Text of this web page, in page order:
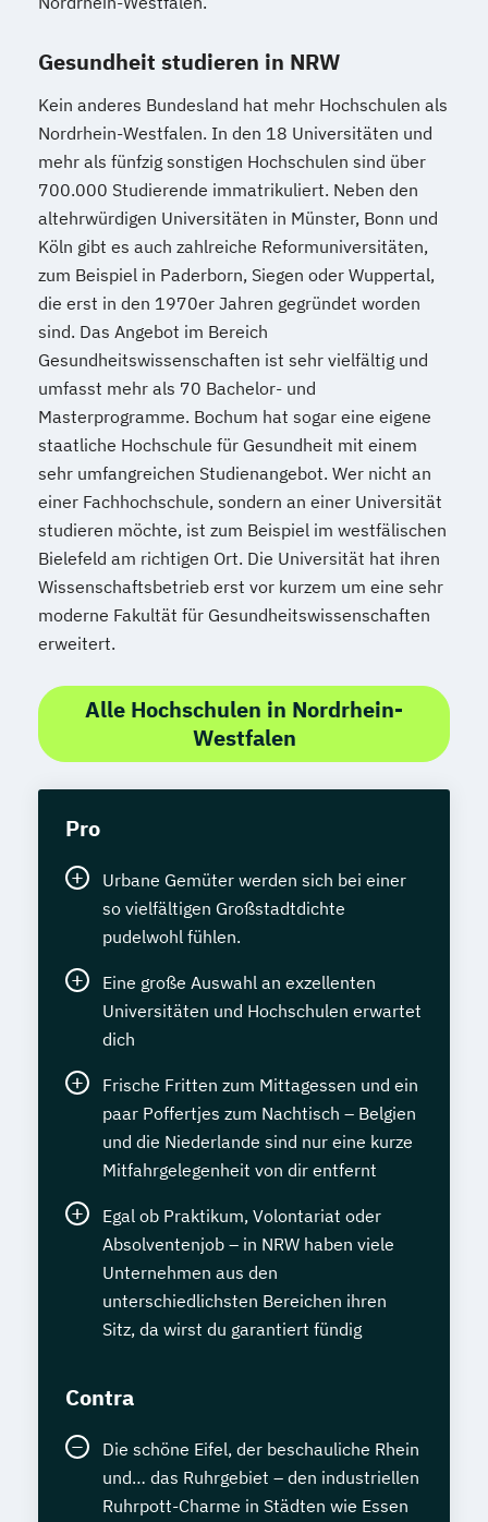
Gesundheit studieren in NRW
Kein anderes Bundesland hat mehr Hochschulen als
Nordrhein-Westfalen. In den 18 Universitäten und
mehr als fünfzig sonstigen Hochschulen sind über
700.000 Studierende immatrikuliert. Neben den
altehrwürdigen Universitäten in Münster, Bonn und
Köln gibt es auch zahlreiche Reformuniversitäten,
zum Beispiel in Paderborn, Siegen oder Wuppertal,
die erst in den 1970er Jahren gegründet worden
sind. Das Angebot im Bereich
Gesundheitswissenschaften ist sehr vielfältig und
umfasst mehr als 70 Bachelor- und
Masterprogramme. Bochum hat sogar eine eigene
staatliche Hochschule für Gesundheit mit einem
sehr umfangreichen Studienangebot. Wer nicht an
einer Fachhochschule, sondern an einer Universität
studieren möchte, ist zum Beispiel im westfälischen
Bielefeld am richtigen Ort. Die Universität hat ihren
Wissenschaftsbetrieb erst vor kurzem um eine sehr
moderne Fakultät für Gesundheitswissenschaften
erweitert.
Alle Hochschulen in Nordrhein-
Westfalen
Pro
Urbane Gemüter werden sich bei einer
so vielfältigen Großstadtdichte
pudelwohl fühlen.
Eine große Auswahl an exzellenten
Universitäten und Hochschulen erwartet
dich
Frische Fritten zum Mittagessen und ein
paar Poffertjes zum Nachtisch – Belgien
und die Niederlande sind nur eine kurze
Mitfahrgelegenheit von dir entfernt
Egal ob Praktikum, Volontariat oder
Absolventenjob – in NRW haben viele
Unternehmen aus den
unterschiedlichsten Bereichen ihren
Sitz, da wirst du garantiert fündig
Contra
Die schöne Eifel, der beschauliche Rhein
und… das Ruhrgebiet – den industriellen
Ruhrpott-Charme in Städten wie Essen